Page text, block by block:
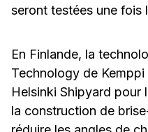
seront testées une fois
En Finlande, la
Technology de
Helsinki Shipyard pour
la construction de